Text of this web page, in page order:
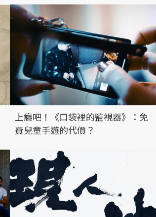
上癮吧！《口袋裡的監視器》：免
費兒童手遊的代價？